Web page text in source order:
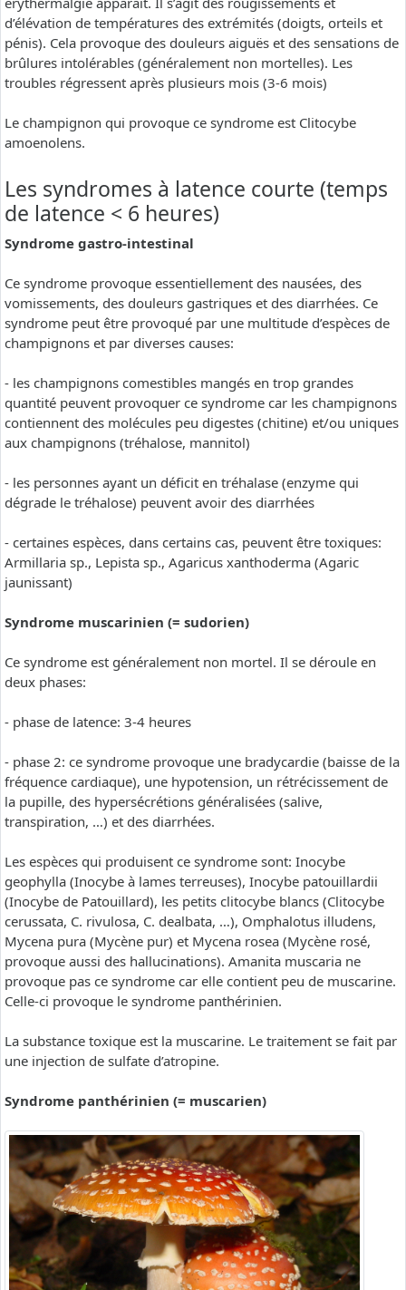
d’élévation de températures des extrémités (doigts, orteils et
pénis). Cela provoque des douleurs aiguës et des sensations de
brûlures intolérables (généralement non mortelles). Les
troubles régressent après plusieurs mois (3-6 mois)
Le champignon qui provoque ce syndrome est Clitocybe
amoenolens.
Les syndromes à latence courte (temps
de latence < 6 heures)
Syndrome gastro-intestinal
Ce syndrome provoque essentiellement des nausées, des
vomissements, des douleurs gastriques et des diarrhées. Ce
syndrome peut être provoqué par une multitude d’espèces de
champignons et par diverses causes:
- les champignons comestibles mangés en trop grandes
quantité peuvent provoquer ce syndrome car les champignons
contiennent des molécules peu digestes (chitine) et/ou uniques
aux champignons (tréhalose, mannitol)
- les personnes ayant un déficit en tréhalase (enzyme qui
dégrade le tréhalose) peuvent avoir des diarrhées
- certaines espèces, dans certains cas, peuvent être toxiques:
Armillaria sp., Lepista sp., Agaricus xanthoderma (Agaric
jaunissant)
Syndrome muscarinien (= sudorien)
Ce syndrome est généralement non mortel. Il se déroule en
deux phases:
- phase de latence: 3-4 heures
- phase 2: ce syndrome provoque une bradycardie (baisse de la
fréquence cardiaque), une hypotension, un rétrécissement de
la pupille, des hypersécrétions généralisées (salive,
transpiration, …) et des diarrhées.
Les espèces qui produisent ce syndrome sont: Inocybe
geophylla (Inocybe à lames terreuses), Inocybe patouillardii
(Inocybe de Patouillard), les petits clitocybe blancs (Clitocybe
cerussata, C. rivulosa, C. dealbata, …), Omphalotus illudens,
Mycena pura (Mycène pur) et Mycena rosea (Mycène rosé,
provoque aussi des hallucinations). Amanita muscaria ne
provoque pas ce syndrome car elle contient peu de muscarine.
Celle-ci provoque le syndrome panthérinien.
La substance toxique est la muscarine. Le traitement se fait par
une injection de sulfate d’atropine.
Syndrome panthérinien (= muscarien)